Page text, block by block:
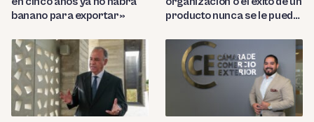
banano para exportar»
producto nunca se le puede